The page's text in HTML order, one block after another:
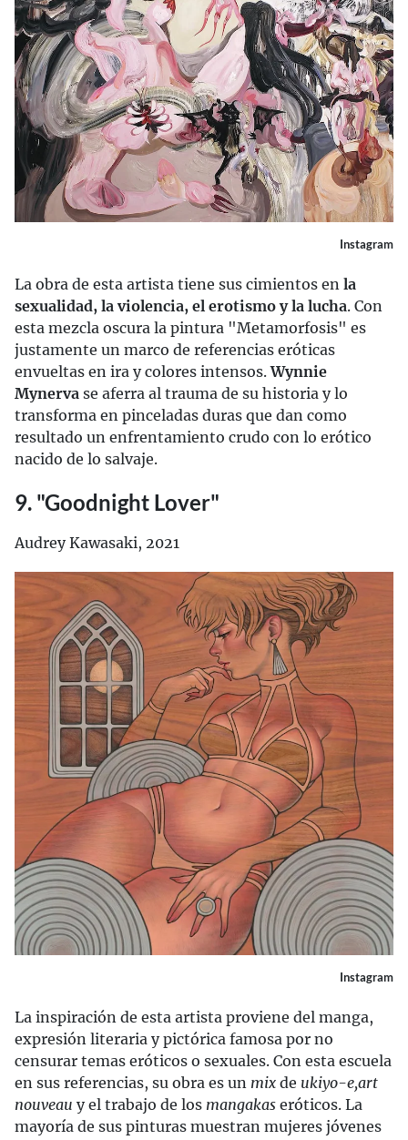
Instagram
La obra de esta artista tiene sus cimientos en la
sexualidad, la violencia, el erotismo y la lucha. Con
esta mezcla oscura la pintura "Metamorfosis" es
justamente un marco de referencias eróticas
envueltas en ira y colores intensos.Wynnie
Mynerva se aferra al trauma de su historia y lo
transforma en pinceladas duras que dan como
resultado un enfrentamiento crudo con lo erótico
nacido de lo salvaje.
9. "Goodnight Lover"
Audrey Kawasaki, 2021
Instagram
La inspiración de esta artista proviene del manga,
expresión literaria y pictórica famosa por no
censurar temas eróticos o sexuales. Con esta escuela
en sus referencias, su obra es un mix de ukiyo-e,art
nouveau y el trabajo de los mangakas eróticos. La
mayoría de sus pinturas muestran mujeres jóvenes